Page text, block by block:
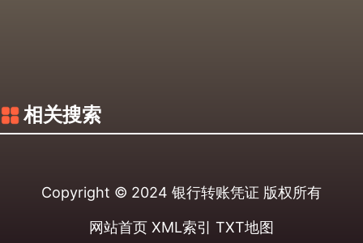
相关搜索
Copyright © 2024 银行转账凭证 版权所有
网站首页 XML索引 TXT地图